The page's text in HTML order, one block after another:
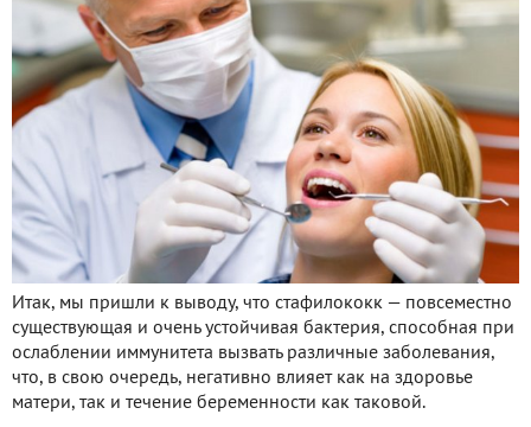
Итак, мы пришли к выводу, что стафилококк — повсеместно
существующая и очень устойчивая бактерия, способная при
ослаблении иммунитета вызвать различные заболевания,
что, в свою очередь, негативно влияет как на здоровье
матери, так и течение беременности как таковой.